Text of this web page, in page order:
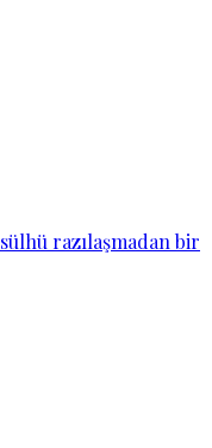
razılaşmadan bir